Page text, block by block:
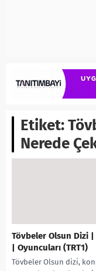
Etiket:
Nerede
Tövbeler Olsun Dizi
| Oyuncuları (TRT1)
Tövbeler Olsun dizi,